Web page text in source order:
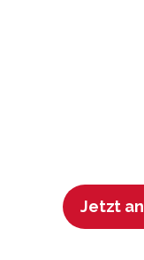
Jetzt